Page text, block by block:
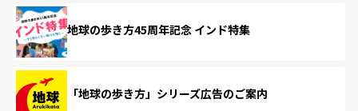
地球の歩き方45周年記念 インド特集
「地球の歩き方」シリーズ広告のご案内